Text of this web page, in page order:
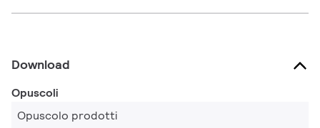
Download
Opuscoli
Opuscolo prodotti